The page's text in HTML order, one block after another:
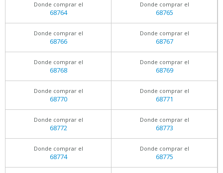
Donde comprar el
68764
Donde comprar el
68765
Donde comprar el
68766
Donde comprar el
68767
Donde comprar el
68768
Donde comprar el
68769
Donde comprar el
68770
Donde comprar el
68771
Donde comprar el
68772
Donde comprar el
68773
Donde comprar el
68774
Donde comprar el
68775